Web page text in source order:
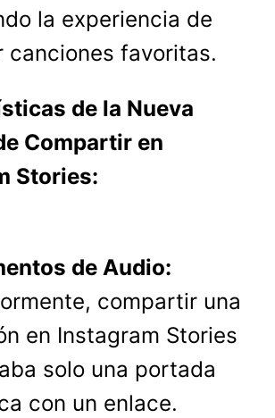
la experiencia de
canciones favoritas.
de la Nueva
Compartir en
Stories:
de Audio:
compartir una
en Instagram Stories
solo una portada
con un enlace.